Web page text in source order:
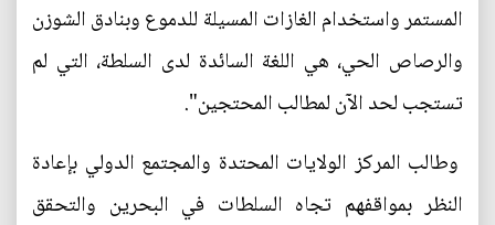
المستمر واستخدام الغازات المسيلة للدموع وبنادق الشوزن
والرصاص الحي، هي اللغة السائدة لدى السلطة، التي لم
تستجب لحد الآن لمطالب المحتجين".
وطالب المركز الولايات المحتدة والمجتمع الدولي بإعادة
النظر بمواقفهم تجاه السلطات في البحرين والتحقق